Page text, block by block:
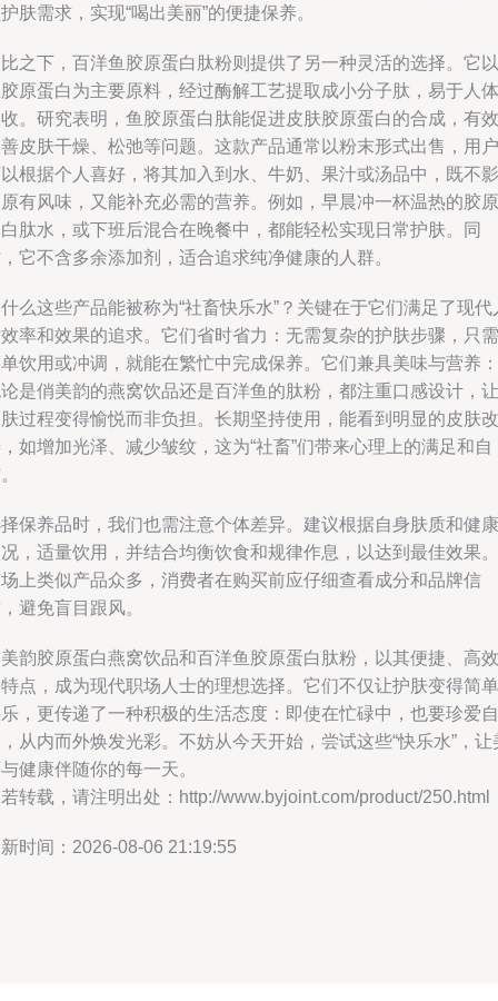
肤需求，实现“喝出美丽”的便捷保养。
之下，百洋鱼胶原蛋白肽粉则提供了另一种灵活的选择。它以
原蛋白为主要原料，经过酶解工艺提取成小分子肽，易于人体
。研究表明，鱼胶原蛋白肽能促进皮肤胶原蛋白的合成，有效
皮肤干燥、松弛等问题。这款产品通常以粉末形式出售，用户
根据个人喜好，将其加入到水、牛奶、果汁或汤品中，既不影
有风味，又能补充必需的营养。例如，早晨冲一杯温热的胶原
肽水，或下班后混合在晚餐中，都能轻松实现日常护肤。同
它不含多余添加剂，适合追求纯净健康的人群。
么这些产品能被称为“社畜快乐水”？关键在于它们满足了现代
率和效果的追求。它们省时省力：无需复杂的护肤步骤，只需
饮用或冲调，就能在繁忙中完成保养。它们兼具美味与营养：
是俏美韵的燕窝饮品还是百洋鱼的肽粉，都注重口感设计，让
过程变得愉悦而非负担。长期坚持使用，能看到明显的皮肤改
如增加光泽、减少皱纹，这为“社畜”们带来心理上的满足和自
保养品时，我们也需注意个体差异。建议根据自身肤质和健康
，适量饮用，并结合均衡饮食和规律作息，以达到最佳效果。
上类似产品众多，消费者在购买前应仔细查看成分和品牌信
避免盲目跟风。
韵胶原蛋白燕窝饮品和百洋鱼胶原蛋白肽粉，以其便捷、高效
点，成为现代职场人士的理想选择。它们不仅让护肤变得简单
，更传递了一种积极的生活态度：即使在忙碌中，也要珍爱自
从内而外焕发光彩。不妨从今天开始，尝试这些“快乐水”，让
健康伴随你的每一天。
转载，请注明出处：http://www.byjoint.com/product/250.html
时间：2026-08-06 21:19:55